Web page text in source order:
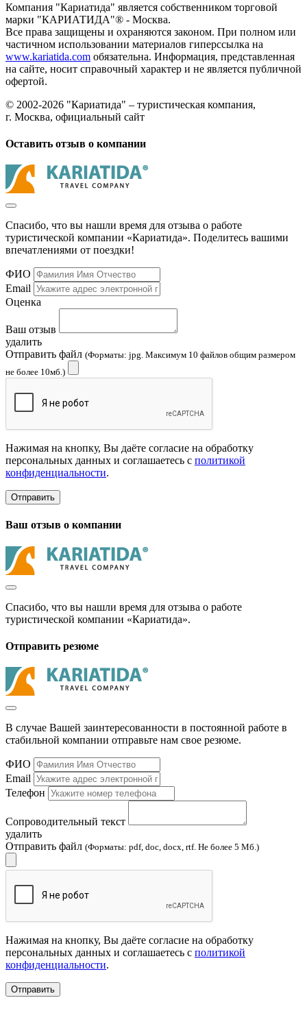
Компания "Кариатида" является собственником торговой
марки "КАРИАТИДА"® - Москва.
Все права защищены и охраняются законом. При полном или
частичном использовании материалов гиперссылка на
www.kariatida.com обязательна. Информация, представленная
на сайте, носит справочный характер и не является публичной
офертой.
© 2002-2026 "Кариатида" – туристическая компания,
г. Москва, официальный сайт
Оставить отзыв о компании
Спасибо, что вы нашли время для отзыва о работе
туристической компании «Кариатида». Поделитесь вашими
впечатлениями от поездки!
ФИО
Email
Оценка
Ваш отзыв
удалить
Отправить файл (Форматы: jpg. Максимум 10 файлов общим размером
не более 10мб.)
Нажимая на кнопку, Вы даёте согласие на обработку
персональных данных и соглашаетесь с политикой
конфиденциальности.
Отправить
Ваш отзыв о компании
Спасибо, что вы нашли время для отзыва о работе
туристической компании «Кариатида».
Отправить резюме
В случае Вашей заинтересованности в постоянной работе в
стабильной компании отправьте нам свое резюме.
ФИО
Email
Телефон
Сопроводительный текст
удалить
Отправить файл (Форматы: pdf, doc, docx, rtf. Не более 5 Мб.)
Нажимая на кнопку, Вы даёте согласие на обработку
персональных данных и соглашаетесь с политикой
конфиденциальности.
Отправить